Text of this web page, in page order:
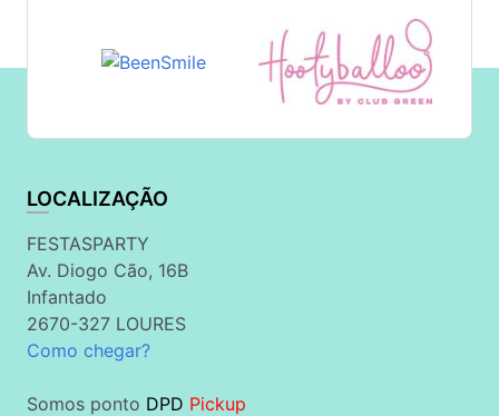
LOCALIZAÇÃO
FESTASPARTY
Av. Diogo Cão, 16B
Infantado
2670-327 LOURES
Como chegar?
Somos ponto DPD Pickup